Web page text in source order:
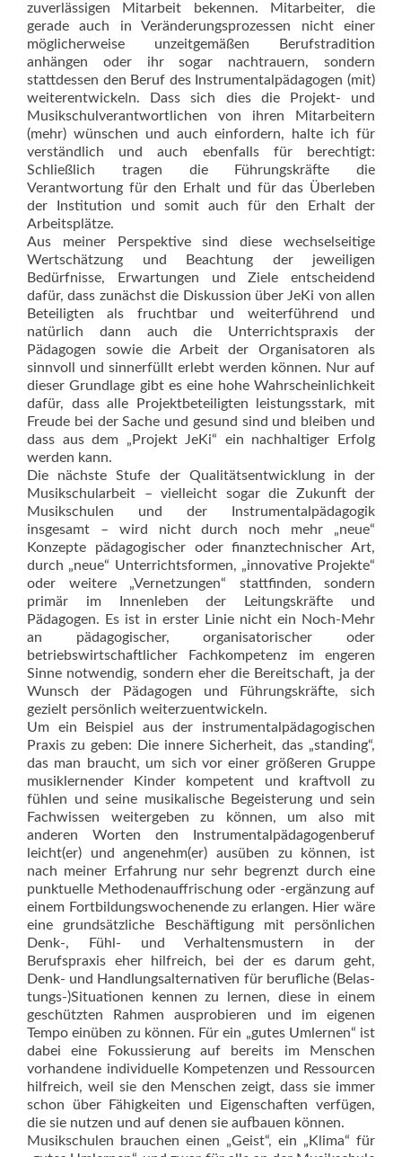
zuverlässigen Mitarbeit bekennen. Mitarbeiter, die
gerade auch in Veränderungsprozessen nicht einer
möglicherweise unzeitgemäßen Berufstradition
anhängen oder ihr sogar nachtrauern, sondern
stattdessen den Beruf des Instrumentalpäda­gogen (mit)
weiterentwickeln. Dass sich dies die Projekt- und
Musikschulverantwortlichen von ihren Mitarbeitern
(mehr) wünschen und auch einfordern, halte ich für
verständlich und auch ebenfalls für berechtigt:
Schließlich tragen die Führungskräfte die
Verantwortung für den Erhalt und für das Überleben
der Institution und somit auch für den Erhalt der
Arbeitsplätze.
Aus meiner Perspektive sind diese wechselseitige
Wertschätzung und Beachtung der jeweiligen
Bedürfnisse, Erwartungen und Ziele entscheidend
dafür, dass zunächst die Diskussion über JeKi von allen
Beteiligten als fruchtbar und weiterführend und
natürlich dann auch die Unterrichtspraxis der
Pädagogen sowie die Arbeit der Organisatoren als
sinnvoll und sinnerfüllt erlebt werden können. Nur auf
dieser Grundlage gibt es eine hohe Wahrscheinlichkeit
dafür, dass alle Projektbeteiligten leistungsstark, mit
Freude bei der Sache und gesund sind und bleiben und
dass aus dem „Projekt JeKi“ ein nachhaltiger Erfolg
werden kann.
Die nächste Stufe der Qualitätsentwicklung in der
Musikschularbeit – vielleicht sogar die Zukunft der
Musikschulen und der Instrumentalpädagogik
insgesamt – wird nicht durch noch mehr „neue“
Konzepte pädagogischer oder finanztechnischer Art,
durch „neue“ Unterrichtsformen, „innovative Projekte“
oder weitere „Vernetzungen“ stattfinden, sondern
primär im Innenleben der Leitungskräfte und
Pädagogen. Es ist in erster Linie nicht ein Noch-Mehr
an pädagogischer, organisatorischer oder
betriebswirtschaft­licher Fachkompetenz im engeren
Sinne notwendig, sondern eher die Bereitschaft, ja der
Wunsch der Pädagogen und Führungskräfte, sich
gezielt persönlich weiterzuentwickeln.
Um ein Beispiel aus der instrumentalpädagogischen
Praxis zu geben: Die innere Sicherheit, das „standing“,
das man braucht, um sich vor einer größeren Gruppe
musiklernender Kinder kompetent und kraftvoll zu
fühlen und seine musikalische Begeisterung und sein
Fachwissen weitergeben zu können, um also mit
anderen Worten den Instrumentalpädagogenberuf
leicht(er) und angenehm(er) ausüben zu können, ist
nach meiner Erfahrung nur sehr begrenzt durch eine
punktuelle Methodenauffrischung oder -ergänzung auf
einem Fortbildungswochenende zu erlangen. Hier wäre
eine grundsätzliche Beschäftigung mit persönlichen
Denk-, Fühl- und Verhaltensmustern in der
Berufspraxis eher hilfreich, bei der es darum geht,
Denk- und Handlungsalternativen für berufliche (Belas­
tungs-)Situationen kennen zu lernen, diese in einem
geschützten Rahmen ausprobieren und im eigenen
Tempo einüben zu können. Für ein „gutes Umlernen“ ist
dabei eine Fokussierung auf bereits im Menschen
vorhandene individuelle Kompetenzen und Ressourcen
hilfreich, weil sie den Menschen zeigt, dass sie immer
schon über Fähigkeiten und Eigenschaften verfügen,
die sie nutzen und auf denen sie aufbauen können.
Musikschulen brauchen einen „Geist“, ein „Klima“ für